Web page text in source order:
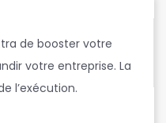
de booster votre
votre entreprise. La
l’exécution.